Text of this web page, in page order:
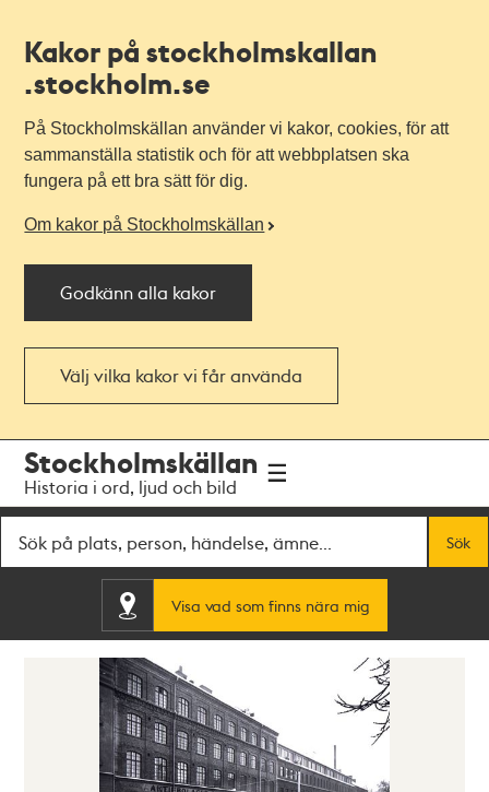
Kakor på stockholmskallan
.stockholm.se
På Stockholmskällan använder vi kakor, cookies, för att
sammanställa statistik och för att webbplatsen ska
fungera på ett bra sätt för dig.
Om kakor på Stockholmskällan
Godkänn alla kakor
Välj vilka kakor vi får använda
navigationen
huvudinnehållet
Stockholmskällan
Historia i ord, ljud och bild
Sök
Visa vad som finns nära mig